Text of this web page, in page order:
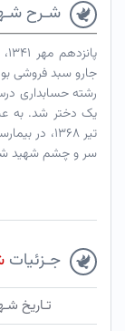
شـرح
جارو سبد فروشی
یک دختر شد. به
تیر ۱۳۶۸،
سر و چشم شهید
جـزئیات
تـاریخ